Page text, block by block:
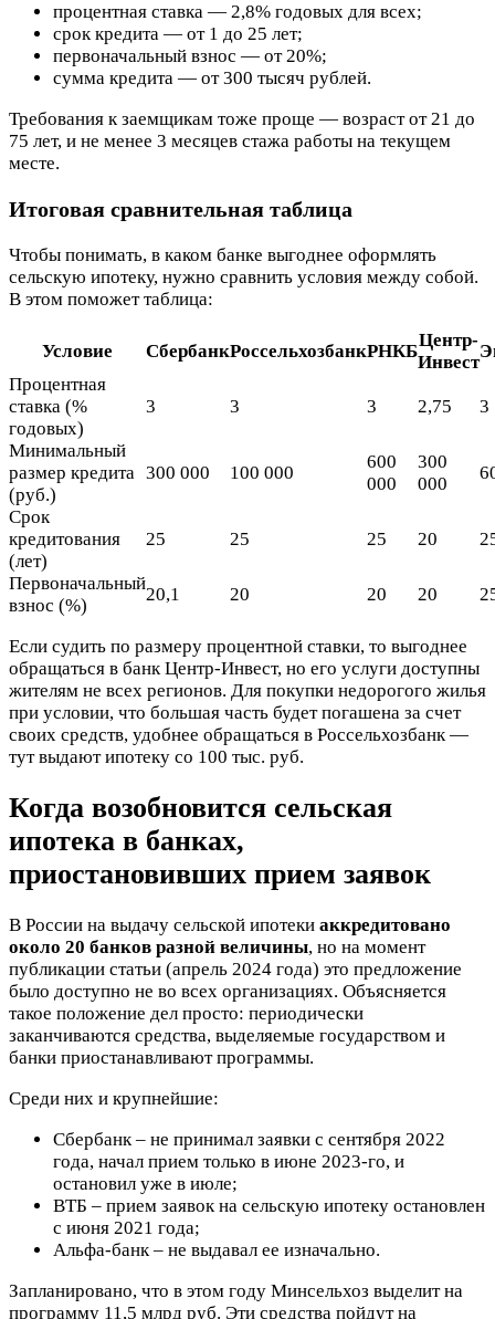
процентная ставка — 2,8% годовых для всех;
срок кредита — от 1 до 25 лет;
первоначальный взнос — от 20%;
сумма кредита — от 300 тысяч рублей.
Требования к заемщикам тоже проще — возраст от 21 до
75 лет, и не менее 3 месяцев стажа работы на текущем
месте.
Итоговая сравнительная таблица
Чтобы понимать, в каком банке выгоднее оформлять
сельскую ипотеку, нужно сравнить условия между собой.
В этом поможет таблица:
Условие СбербанкРоссельхозбанкРНКБ
Центр-
Инвест
Процентная
ставка (%
годовых)
3 3 3 2,75 3
Минимальный
размер кредита
(руб.)
300 000 100 000
600
000
300
000
Срок
кредитования
(лет)
25 25 25 20
Первоначальный
взнос (%)
20,1 20 20 20
Если судить по размеру процентной ставки, то выгоднее
обращаться в банк Центр-Инвест, но его услуги доступны
жителям не всех регионов. Для покупки недорогого жилья
при условии, что большая часть будет погашена за счет
своих средств, удобнее обращаться в Россельхозбанк —
тут выдают ипотеку со 100 тыс. руб.
Когда возобновится сельская
ипотека в банках,
приостановивших прием заявок
В России на выдачу сельской ипотеки аккредитовано
около 20 банков разной величины, но на момент
публикации статьи (апрель 2024 года) это предложение
было доступно не во всех организациях. Объясняется
такое положение дел просто: периодически
заканчиваются средства, выделяемые государством и
банки приостанавливают программы.
Среди них и крупнейшие:
Сбербанк – не принимал заявки с сентября 2022
года, начал прием только в июне 2023-го, и
остановил уже в июле;
ВТБ – прием заявок на сельскую ипотеку остановлен
с июня 2021 года;
Альфа-банк – не выдавал ее изначально.
Запланировано, что в этом году Минсельхоз выделит на
программу 11,5 млрд руб. Эти средства пойдут на